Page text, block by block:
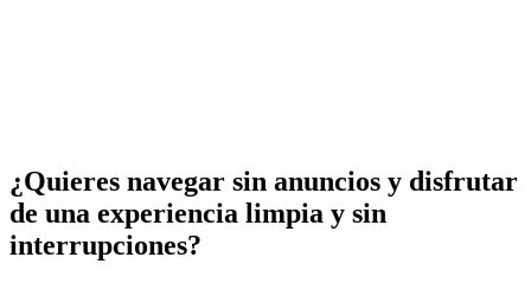
¿Quieres navegar sin anuncios y disfrutar
de una experiencia limpia y sin
interrupciones?